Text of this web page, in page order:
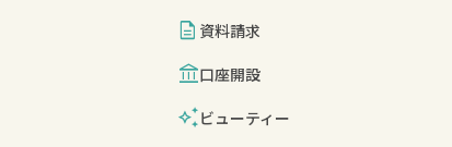
description 資料請求
account_balance口座開設
auto_awesomeビューティー